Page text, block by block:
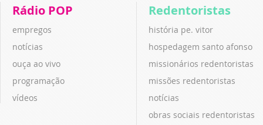
Rádio POP
empregos
notícias
ouça ao vivo
programação
vídeos
Redentoristas
história pe. vitor
hospedagem santo afonso
missionários redentoristas
missões redentoristas
notícias
obras sociais redentoristas